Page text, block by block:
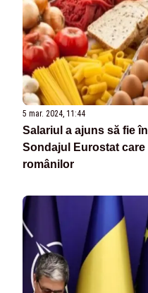
5 mar. 2024, 11:44
Salariul a ajuns să fie
Sondajul Eurostat
românilor